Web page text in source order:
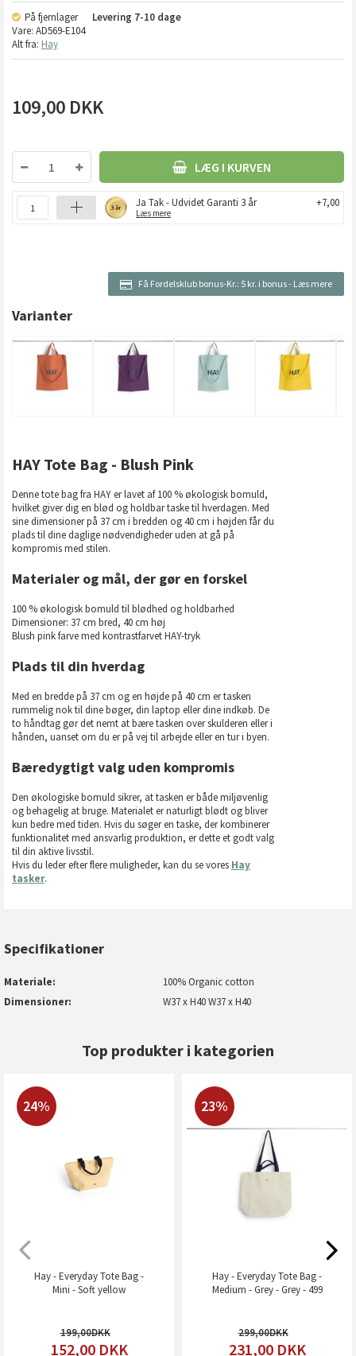
På fjernlager Levering 7-10 dage
Vare: AD569-E104
Alt fra: Hay
109,00 DKK
LÆG I KURVEN
Ja Tak - Udvidet Garanti 3 år
Læs mere
+7,00
Få Fordelsklub bonus-Kr.: 5 kr. i bonus- Læs mere
Varianter
HAY Tote Bag - Blush Pink
Denne tote bag fra HAY er lavet af 100 % økologisk bomuld,
hvilket giver dig en blød og holdbar taske til hverdagen. Med
sine dimensioner på 37 cm i bredden og 40 cm i højden får du
plads til dine daglige nødvendigheder uden at gå på
kompromis med stilen.
Materialer og mål, der gør en forskel
100 % økologisk bomuld til blødhed og holdbarhed
Dimensioner: 37 cm bred, 40 cm høj
Blush pink farve med kontrastfarvet HAY-tryk
Plads til din hverdag
Med en bredde på 37 cm og en højde på 40 cm er tasken
rummelig nok til dine bøger, din laptop eller dine indkøb. De
to håndtag gør det nemt at bære tasken over skulderen eller i
hånden, uanset om du er på vej til arbejde eller en tur i byen.
Bæredygtigt valg uden kompromis
Den økologiske bomuld sikrer, at tasken er både miljøvenlig
og behagelig at bruge. Materialet er naturligt blødt og bliver
kun bedre med tiden. Hvis du søger en taske, der kombinerer
funktionalitet med ansvarlig produktion, er dette et godt valg
til din aktive livsstil.
Hvis du leder efter flere muligheder, kan du se vores Hay
tasker.
Specifikationer
Materiale
100% Organic cotton
Dimensioner
W37 x H40 W37 x H40
Top produkter i kategorien
24%
Hay - Everyday Tote Bag -
Mini - Soft yellow
199,00
152,00 DKK
23%
Hay - Everyday Tote Bag -
Medium - Grey - Grey - 499
299,00
231,00 DKK